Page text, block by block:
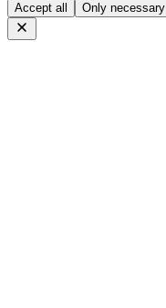
Accept all Only necessary